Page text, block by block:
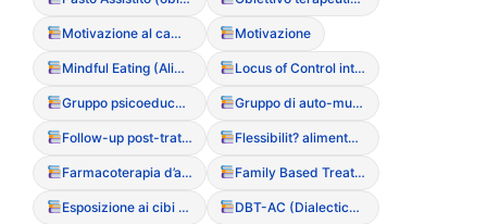
Motivazione al cambiamento (Stadi di Prochaska) Motivazione
Mindful Eating (Alimentazione consapevole) Locus of Control interno/esterno
Gruppo psicoeducazionale Gruppo di auto-mutuo aiuto
Follow-up post-trattamento Flessibilit? alimentare
Farmacoterapia d’appoggio Family Based Treatment (FBT – Modello Maudsley)
Esposizione ai cibi temuti (Exposure therapy) DBT-AC (Dialectical Behavior Therapy per adolescenti)